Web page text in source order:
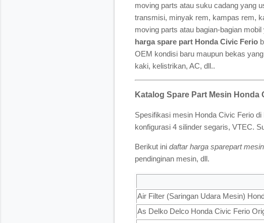
moving parts atau suku cadang yang
transmisi, minyak rem, kampas rem,
moving parts atau bagian-bagian
harga spare part Honda Civic Ferio
OEM kondisi baru maupun bekas
kaki, kelistrikan, AC, dll..
Katalog Spare Part Mesin Honda
Spesifikasi mesin Honda Civic Ferio
konfigurasi 4 silinder segaris, VTEC.
Berikut ini daftar harga sparepart
pendinginan mesin, dll.
Air Filter (Saringan Udara Mesin)
As Delko Delco Honda Civic Ferio